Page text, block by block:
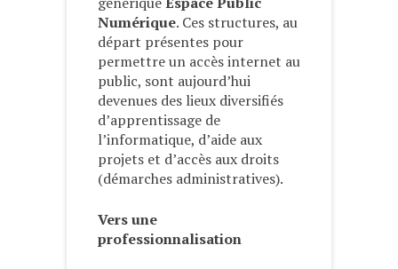
Numérique. Ces structures, au
départ présentes pour
permettre un accès internet au
public, sont aujourd’hui
devenues des lieux diversifiés
d’apprentissage de
l’informatique, d’aide aux
projets et d’accès aux droits
(démarches administratives).
Vers une
professionnalisation